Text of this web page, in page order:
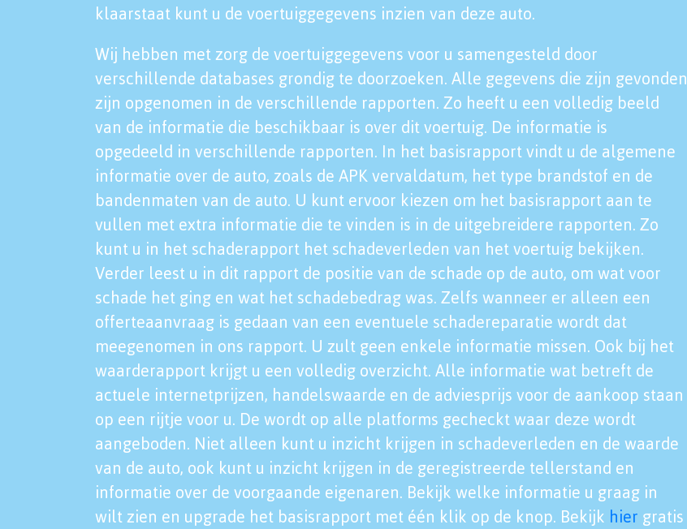
klaarstaat kunt u de voertuiggegevens inzien van deze auto.
Wij hebben met zorg de voertuiggegevens voor u samengesteld door
verschillende databases grondig te doorzoeken. Alle gegevens die zijn gevonden
zijn opgenomen in de verschillende rapporten. Zo heeft u een volledig beeld
van de informatie die beschikbaar is over dit voertuig. De informatie is
opgedeeld in verschillende rapporten. In het basisrapport vindt u de algemene
informatie over de auto, zoals de APK vervaldatum, het type brandstof en de
bandenmaten van de auto. U kunt ervoor kiezen om het basisrapport aan te
vullen met extra informatie die te vinden is in de uitgebreidere rapporten. Zo
kunt u in het schaderapport het schadeverleden van het voertuig bekijken.
Verder leest u in dit rapport de positie van de schade op de auto, om wat voor
schade het ging en wat het schadebedrag was. Zelfs wanneer er alleen een
offerteaanvraag is gedaan van een eventuele schadereparatie wordt dat
meegenomen in ons rapport. U zult geen enkele informatie missen. Ook bij het
waarderapport krijgt u een volledig overzicht. Alle informatie wat betreft de
actuele internetprijzen, handelswaarde en de adviesprijs voor de aankoop staan
op een rijtje voor u. De wordt op alle platforms gecheckt waar deze wordt
aangeboden. Niet alleen kunt u inzicht krijgen in schadeverleden en de waarde
van de auto, ook kunt u inzicht krijgen in de geregistreerde tellerstand en
informatie over de voorgaande eigenaren. Bekijk welke informatie u graag in
wilt zien en upgrade het basisrapport met één klik op de knop. Bekijk hier gratis